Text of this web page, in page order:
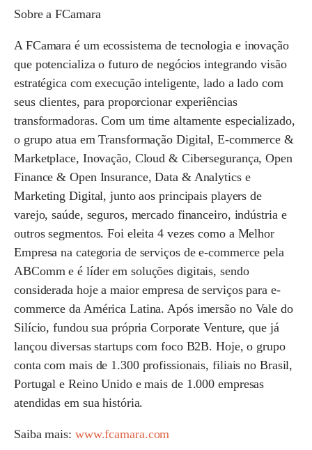
Sobre a FCamara
A FCamara é um ecossistema de tecnologia e inovação
que potencializa o futuro de negócios integrando visão
estratégica com execução inteligente, lado a lado com
seus clientes, para proporcionar experiências
transformadoras. Com um time altamente especializado,
o grupo atua em Transformação Digital, E-commerce &
Marketplace, Inovação, Cloud & Cibersegurança, Open
Finance & Open Insurance, Data & Analytics e
Marketing Digital, junto aos principais players de
varejo, saúde, seguros, mercado financeiro, indústria e
outros segmentos. Foi eleita 4 vezes como a Melhor
Empresa na categoria de serviços de e-commerce pela
ABComm e é líder em soluções digitais, sendo
considerada hoje a maior empresa de serviços para e-
commerce da América Latina. Após imersão no Vale do
Silício, fundou sua própria Corporate Venture, que já
lançou diversas startups com foco B2B. Hoje, o grupo
conta com mais de 1.300 profissionais, filiais no Brasil,
Portugal e Reino Unido e mais de 1.000 empresas
atendidas em sua história.
Saiba mais: www.fcamara.com